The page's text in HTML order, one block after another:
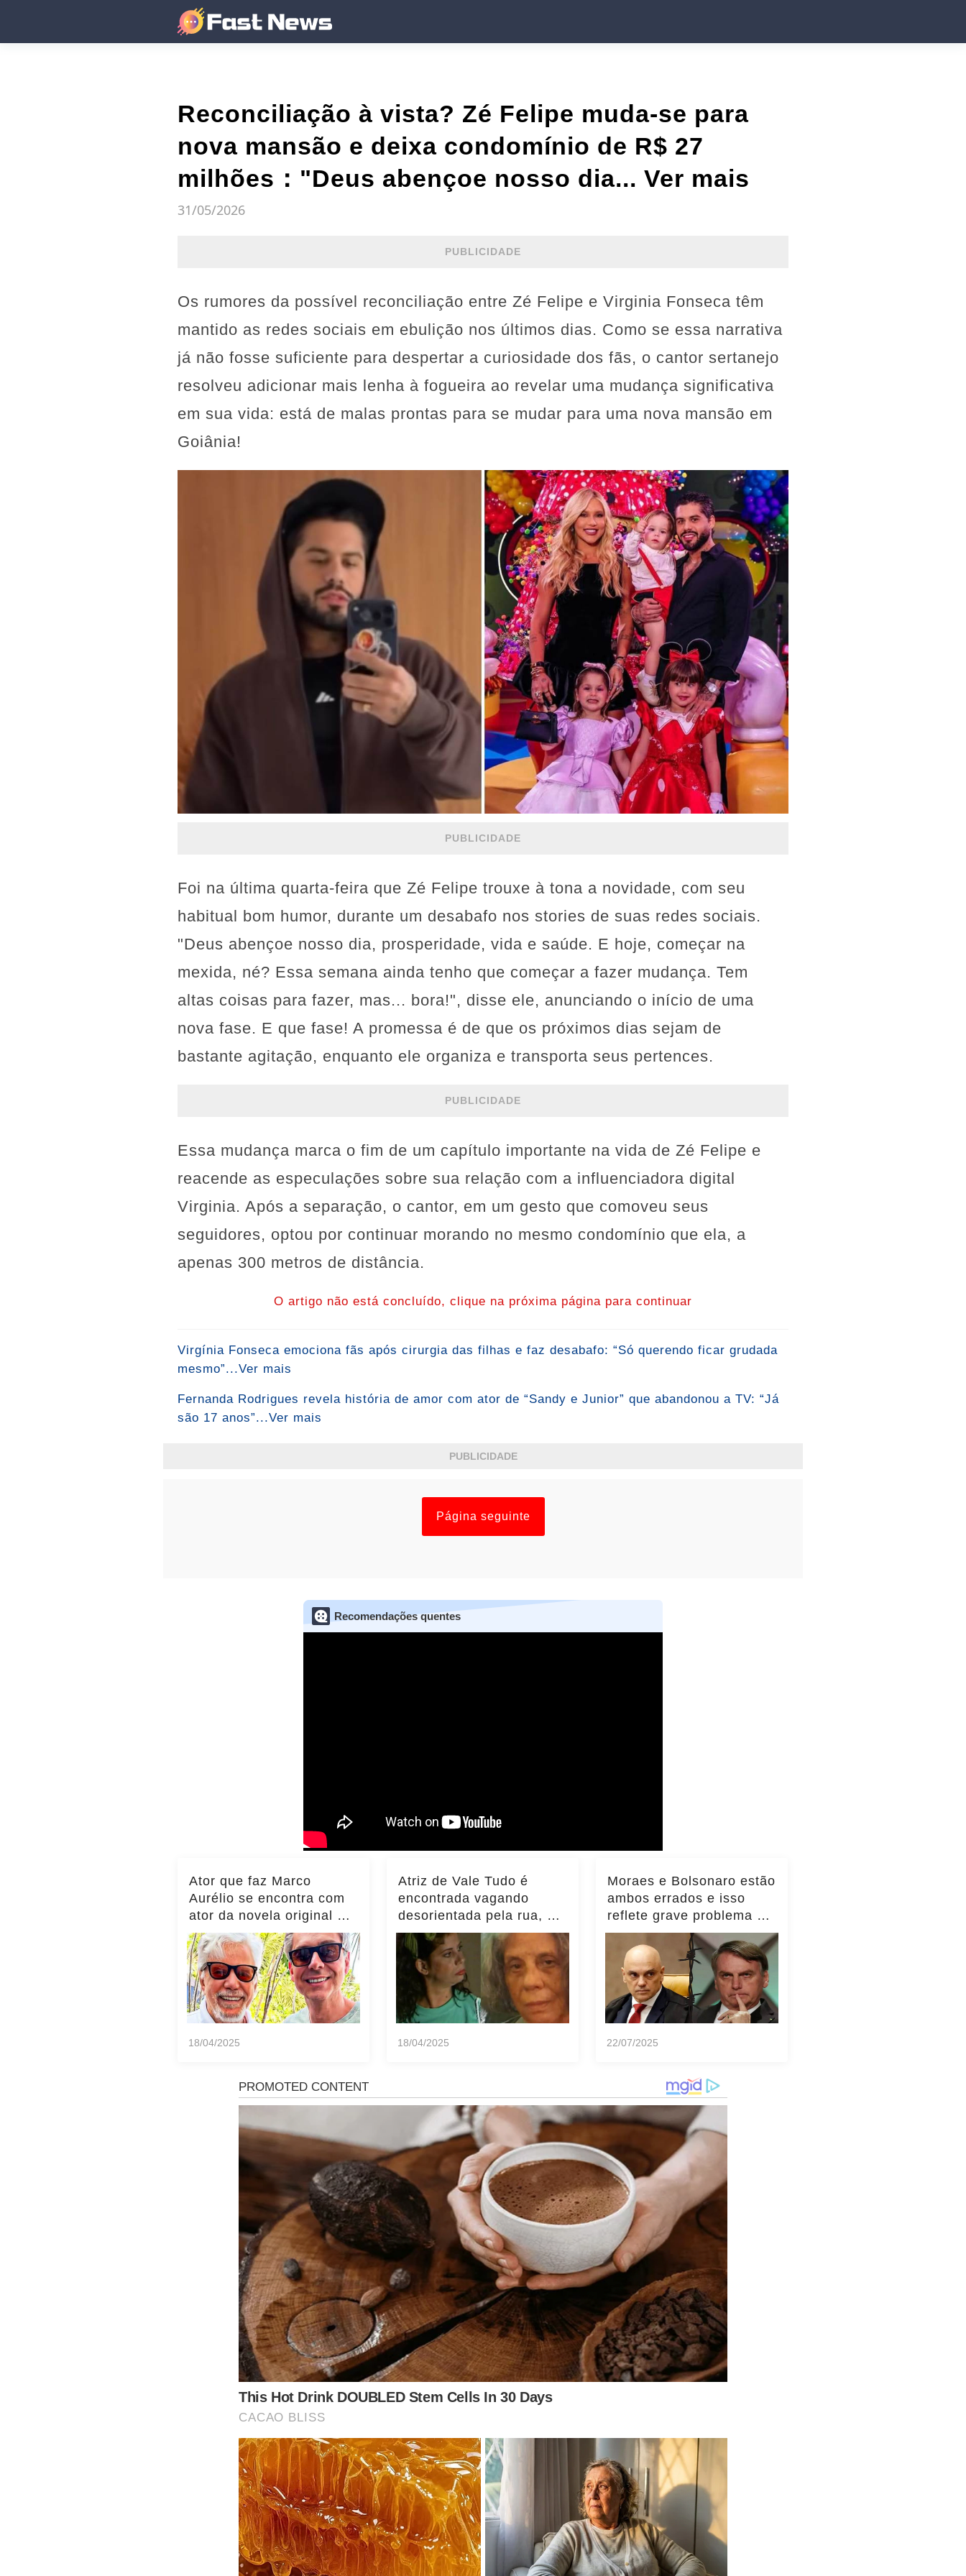
Reconciliação à vista? Zé Felipe muda-se para
nova mansão e deixa condomínio de R$ 27
milhões："Deus abençoe nosso dia... Ver mais
31/05/2026
PUBLICIDADE
Os rumores da possível reconciliação entre Zé Felipe e Virginia Fonseca têm
mantido as redes sociais em ebulição nos últimos dias. Como se essa narrativa
já não fosse suficiente para despertar a curiosidade dos fãs, o cantor sertanejo
resolveu adicionar mais lenha à fogueira ao revelar uma mudança significativa
em sua vida: está de malas prontas para se mudar para uma nova mansão em
Goiânia!
PUBLICIDADE
Foi na última quarta-feira que Zé Felipe trouxe à tona a novidade, com seu
habitual bom humor, durante um desabafo nos stories de suas redes sociais.
"Deus abençoe nosso dia, prosperidade, vida e saúde. E hoje, começar na
mexida, né? Essa semana ainda tenho que começar a fazer mudança. Tem
altas coisas para fazer, mas... bora!", disse ele, anunciando o início de uma
nova fase. E que fase! A promessa é de que os próximos dias sejam de
bastante agitação, enquanto ele organiza e transporta seus pertences.
PUBLICIDADE
Essa mudança marca o fim de um capítulo importante na vida de Zé Felipe e
reacende as especulações sobre sua relação com a influenciadora digital
Virginia. Após a separação, o cantor, em um gesto que comoveu seus
seguidores, optou por continuar morando no mesmo condomínio que ela, a
apenas 300 metros de distância.
O artigo não está concluído, clique na próxima página para continuar
Virgínia Fonseca emociona fãs após cirurgia das filhas e faz desabafo: “Só querendo ficar grudada
mesmo”...Ver mais
Fernanda Rodrigues revela história de amor com ator de “Sandy e Junior” que abandonou a TV: “Já
são 17 anos”...Ver mais
PUBLICIDADE
Página seguinte
Recomendações quentes
Ator que faz Marco
Aurélio se encontra com
ator da novela original e
momento viraliza,
notícias!... ver mais
18/04/2025
Atriz de Vale Tudo é
encontrada vagando
desorientada pela rua, e
filha faz... Ver mais
18/04/2025
Moraes e Bolsonaro estão
ambos errados e isso
reflete grave problema do
Brasil, diz Transparência
Internacional
22/07/2025